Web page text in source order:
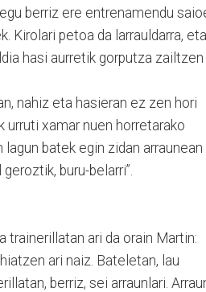
berriz ere entrenamendu
Kirolari petoa da larrauldarra, eta
hasi aurretik gorputza zailtzen
nahiz eta hasieran ez zen hori
urruti xamar nuen horretarako
batek egin zidan arraunean
buru-belarri”.
ari da orain Martin:
ari naiz. Bateletan, lau
berriz, sei arraunlari.